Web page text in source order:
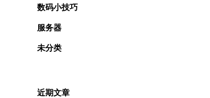
数码小技巧
服务器
未分类
近期文章